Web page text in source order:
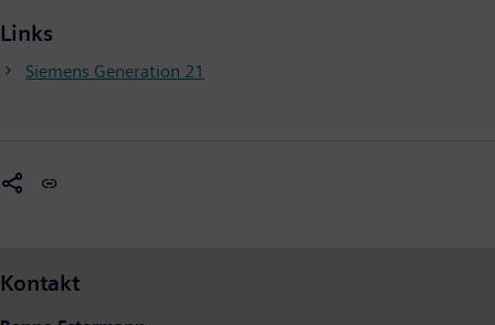
Links
Siemens Generation 21
Kontakt